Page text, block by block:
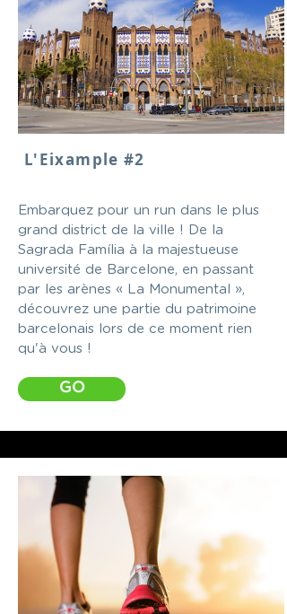
L'Eixample #2
Embarquez pour un run dans le plus
grand district de la ville ! De la
Sagrada Família à la majestueuse
université de Barcelone, en passant
par les arènes « La Monumental »,
découvrez une partie du patrimoine
barcelonais lors de ce moment rien
qu'à vous !
GO